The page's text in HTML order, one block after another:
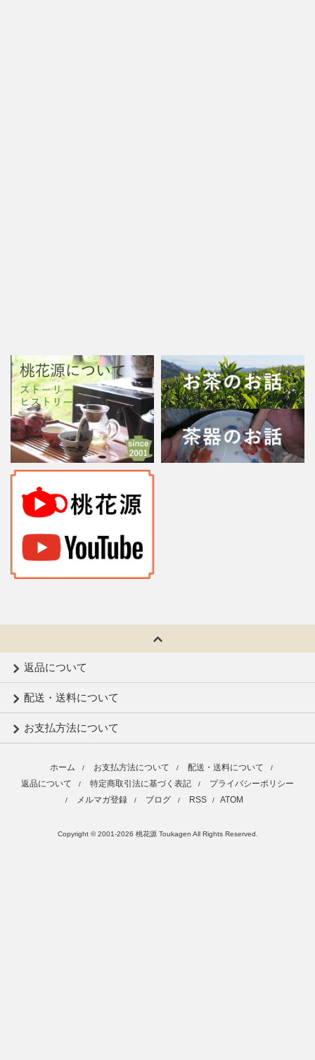
返品について
配送・送料について
お支払方法について
ホーム / お支払方法について / 配送・送料について /
返品について / 特定商取引法に基づく表記 / プライバシーポリシー
/ メルマガ登録 / ブログ / RSS / ATOM
Copyright © 2001-2026 桃花源 Toukagen All Rights Reserved.